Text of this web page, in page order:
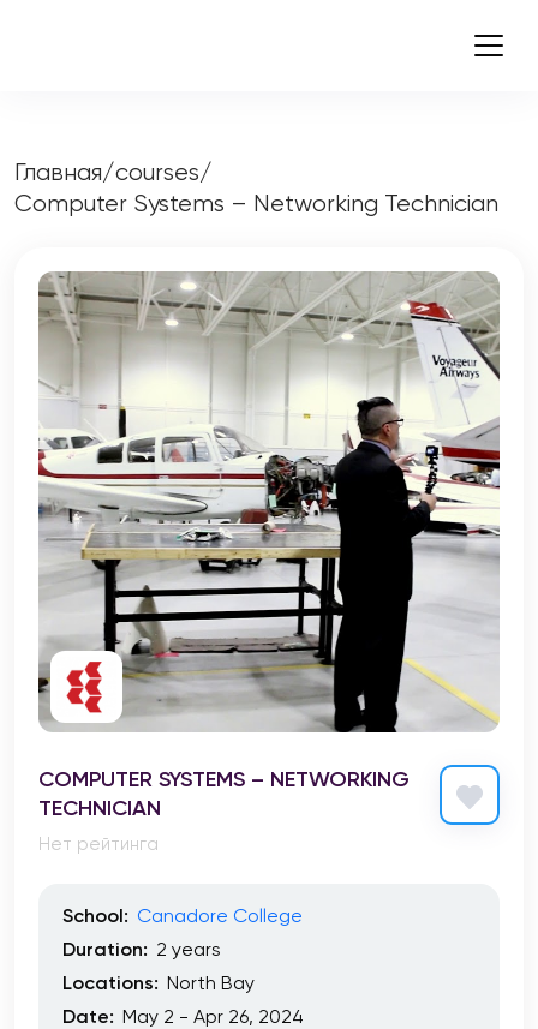
Главная/courses/
Computer Systems – Networking Technician
COMPUTER SYSTEMS – NETWORKING
TECHNICIAN
Нет рейтинга
School: Canadore College
Duration: 2 years
Locations: North Bay
Date: May 2 - Apr 26, 2024